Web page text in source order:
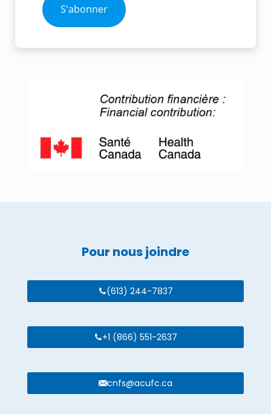
Pour nous joindre
(613) 244-7837
+1 (866) 551-2637
cnfs@acufc.ca